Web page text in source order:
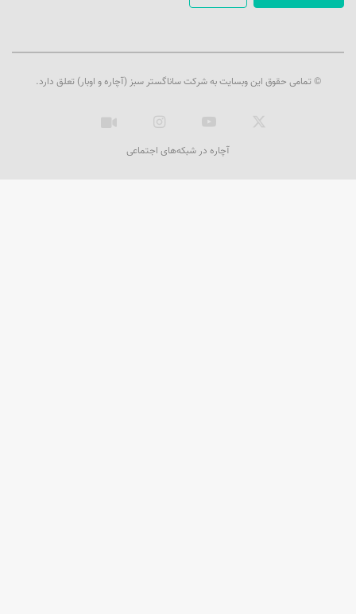
© تمامی حقوق این وبسایت به شرکت ساناگستر سبز (آچاره و اوبار) تعلق دارد.
یوتیوب اینستاگرام
آچاره در شبکه‌های اجتماعی